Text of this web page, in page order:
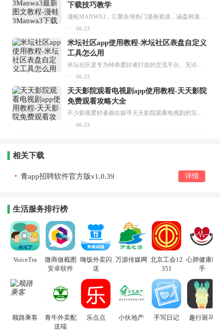
下载技巧教学
漫蛙MANWA3，汇聚全球热门漫画资源，涵盖韩漫、欧美漫画、国漫等多种类型，题材丰富多样，全方位满足用户阅读喜好。它不仅是阅读平台，更是创作平台，为广大用户打造零门槛创作环境。...
06-23
米坛社区app使用教程-米坛社区表盘自定义
工具怎么用
米坛社区是专为钟表爱好者打造的交流平台。无论你是初涉钟表领域的普通爱好者，还是拥有多年收藏经验的资深玩家，都能在此找到属于自己的天地。 无需注册，就能轻松参与其中。通过专业的讨论论坛与丰富的交互功能，你可与世界各地的钟表爱好者畅快交流。若你钟情于钟表，米坛社区无疑是值得一试的理想之选。在这里，你能获取最新的手表资讯，交流见解，提升鉴赏品味，让每一块手表都成为收藏故事中重要的一部分。感兴趣的朋友，不要错过下载机会。...
06-23
天天影院观看电视剧app使用教程-天天影院
免费观看攻略大全
不少影视爱好者都在探寻天天影院观看电视剧的完整方法，结合最新平台使用规则，本篇新手入门攻略全面讲解观看渠道、检索流程、播放设置以及画面模式调整等实用内容。全文适配手机、电脑等主流设备，步骤简洁易懂，无论是初次使用的新手，还是想要优化观影体验的用户，都能参照内容快速上手，熟练掌握平台各项操作技巧，轻松畅享影视内容。...
06-23
相关下载
青app招聘软件官方版v1.0.39 详情
生活服务排行榜
VoiceTra
微商做截图
安卓软件
嗨饭外卖闪
送
万源传媒网 北京工会12
351
心肺健康助
手
顺路乘客
青牛外卖配
送端
乐点点 小伙地产 手写日记 趣行斑马